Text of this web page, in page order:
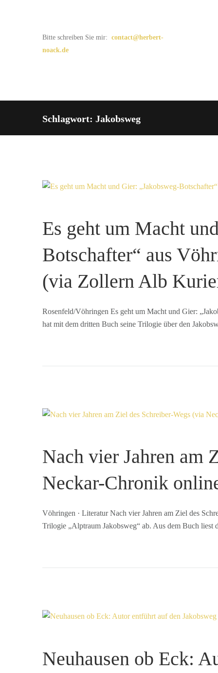
Bitte schreiben Sie mir: contact@herbert-
noack.de
Schlagwort: Jakobsweg
Es geht um Macht
Botschafter“ aus
(via Zollern Alb
Rosenfeld/Vöhringen Es geht um Macht und Gier:
hat mit dem dritten Buch seine Trilogie über den
Nach vier Jahren am
Neckar-Chronik
Vöhringen · Literatur Nach vier Jahren am Ziel des
Trilogie „Alptraum Jakobsweg“ ab. Aus dem Buch liest
Neuhausen ob Eck: